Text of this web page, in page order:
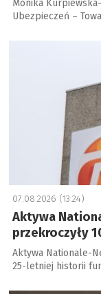
Monika
Ubezpieczeń –
07.08.2026 (13:24)
Aktywa
przekroczyły
Aktywa Nationale-
25-letniej historii
a